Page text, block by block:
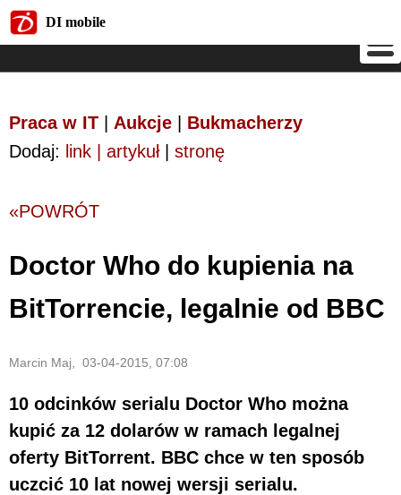
DI mobile
Praca w IT Aukcje
Bukmacherzy
Dodaj: link | artykuł| stronę
«POWRÓT
Doctor Who do kupienia na
BitTorrencie, legalnie od BBC
Marcin Maj, 03-04-2015, 07:08
10 odcinków serialu Doctor Who można
kupić za 12 dolarów w ramach legalnej
oferty BitTorrent. BBC chce w ten sposób
uczcić 10 lat nowej wersji serialu.
DI mobile